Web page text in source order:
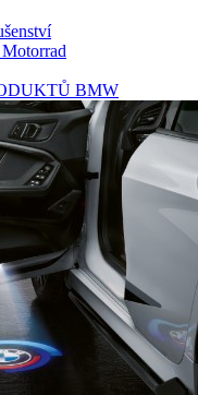
BMW